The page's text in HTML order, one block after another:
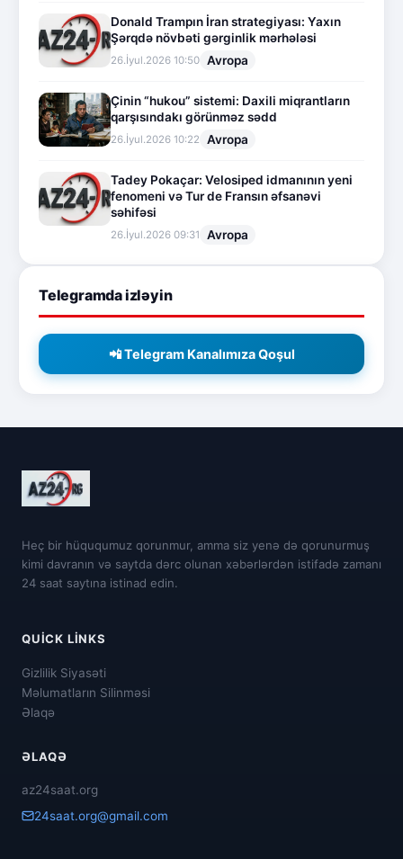
Donald Trampın İran strategiyası: Yaxın
Şərqdə növbəti gərginlik mərhələsi
26.İyul.2026 10:50 Avropa
Çinin “hukou” sistemi: Daxili miqrantların
qarşısındakı görünməz sədd
26.İyul.2026 10:22 Avropa
Tadey Pokaçar: Velosiped idmanının yeni
fenomeni və Tur de Fransın əfsanəvi
səhifəsi
26.İyul.2026 09:31 Avropa
Telegramda izləyin
📲 Telegram Kanalımıza Qoşul
Heç bir hüququmuz qorunmur, amma siz yenə də qorunurmuş
kimi davranın və saytda dərc olunan xəbərlərdən istifadə zamanı
24 saat saytına istinad edin.
QUICK LINKS
Gizlilik Siyasəti
Məlumatların Silinməsi
Əlaqə
ƏLAQƏ
az24saat.org
24saat.org@gmail.com